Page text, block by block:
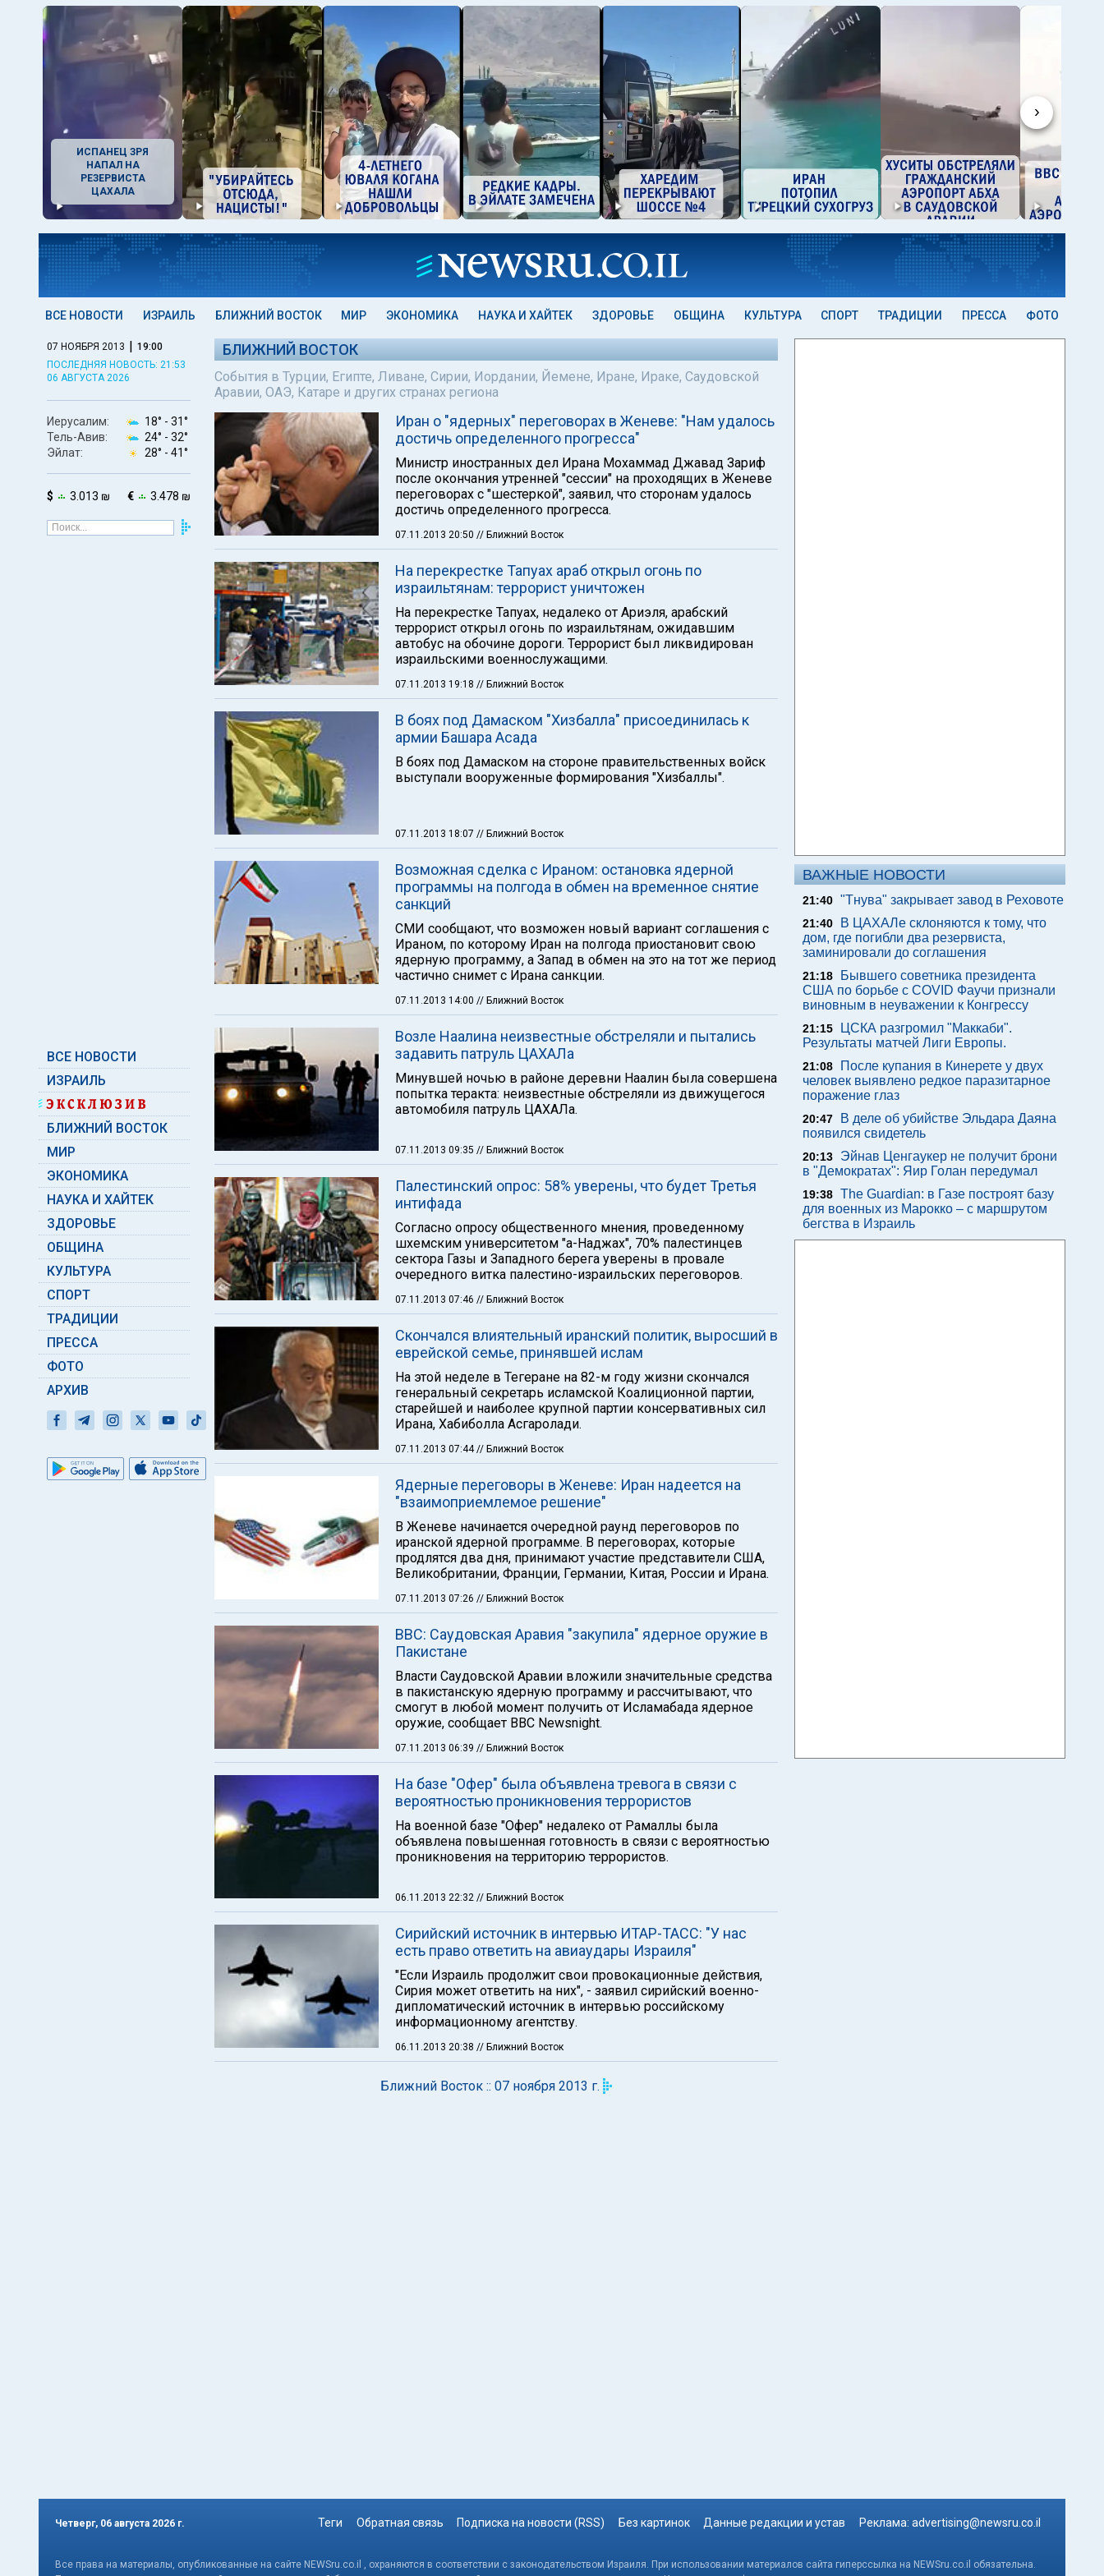
›
ИСПАНЕЦ ЗРЯ
НАПАЛ НА
РЕЗЕРВИСТА
ЦАХАЛА
ВСЕ НОВОСТИ ИЗРАИЛЬ БЛИЖНИЙ ВОСТОК МИР ЭКОНОМИКА НАУКА И ХАЙТЕК ЗДОРОВЬЕ ОБЩИНА КУЛЬТУРА СПОРТ ТРАДИЦИИ ПРЕССА ФОТО
07 НОЯБРЯ 2013 | 19:00
ПОСЛЕДНЯЯ НОВОСТЬ: 21:53
06 АВГУСТА 2026
Иерусалим: 18° - 31°
Тель-Авив:
24° - 32°
Эйлат:
28° - 41°
$ 3.013 ₪ € 3.478 ₪
ВСЕ НОВОСТИ
ИЗРАИЛЬ
БЛИЖНИЙ ВОСТОК
МИР
ЭКОНОМИКА
НАУКА И ХАЙТЕК
ЗДОРОВЬЕ
ОБЩИНА
КУЛЬТУРА
СПОРТ
ТРАДИЦИИ
ПРЕССА
ФОТО
АРХИВ
БЛИЖНИЙ ВОСТОК
События в Турции, Египте, Ливане, Сирии, Иордании, Йемене, Иране, Ираке, Саудовской
Аравии, ОАЭ, Катаре и других странах региона
Иран о "ядерных" переговорах в Женеве: "Нам удалось
достичь определенного прогресса"
Министр иностранных дел Ирана Мохаммад Джавад Зариф
после окончания утренней "сессии" на проходящих в Женеве
переговорах с "шестеркой", заявил, что сторонам удалось
достичь определенного прогресса.
07.11.2013 20:50 // Ближний Восток
На перекрестке Тапуах араб открыл огонь по
израильтянам: террорист уничтожен
На перекрестке Тапуах, недалеко от Ариэля, арабский
террорист открыл огонь по израильтянам, ожидавшим
автобус на обочине дороги. Террорист был ликвидирован
израильскими военнослужащими.
07.11.2013 19:18 // Ближний Восток
В боях под Дамаском "Хизбалла" присоединилась к
армии Башара Асада
В боях под Дамаском на стороне правительственных войск
выступали вооруженные формирования "Хизбаллы".
07.11.2013 18:07 // Ближний Восток
Возможная сделка с Ираном: остановка ядерной
программы на полгода в обмен на временное снятие
санкций
СМИ сообщают, что возможен новый вариант соглашения с
Ираном, по которому Иран на полгода приостановит свою
ядерную программу, а Запад в обмен на это на тот же период
частично снимет с Ирана санкции.
07.11.2013 14:00 // Ближний Восток
Возле Наалина неизвестные обстреляли и пытались
задавить патруль ЦАХАЛа
Минувшей ночью в районе деревни Наалин была совершена
попытка теракта: неизвестные обстреляли из движущегося
автомобиля патруль ЦАХАЛа.
07.11.2013 09:35 // Ближний Восток
Палестинский опрос: 58% уверены, что будет Третья
интифада
Согласно опросу общественного мнения, проведенному
шхемским университетом "а-Наджах", 70% палестинцев
сектора Газы и Западного берега уверены в провале
очередного витка палестино-израильских переговоров.
07.11.2013 07:46 // Ближний Восток
Скончался влиятельный иранский политик, выросший в
еврейской семье, принявшей ислам
На этой неделе в Тегеране на 82-м году жизни скончался
генеральный секретарь исламской Коалиционной партии,
старейшей и наиболее крупной партии консервативных сил
Ирана, Хабиболла Асгаролади.
07.11.2013 07:44// Ближний Восток
Ядерные переговоры в Женеве: Иран надеется на
"взаимоприемлемое решение"
В Женеве начинается очередной раунд переговоров по
иранской ядерной программе. В переговорах, которые
продлятся два дня, принимают участие представители США,
Великобритании, Франции, Германии, Китая, России и Ирана.
07.11.2013 07:26 // Ближний Восток
BBC: Саудовская Аравия "закупила" ядерное оружие в
Пакистане
Власти Саудовской Аравии вложили значительные средства
в пакистанскую ядерную программу и рассчитывают, что
смогут в любой момент получить от Исламабада ядерное
оружие, сообщает BBC Newsnight.
07.11.2013 06:39 // Ближний Восток
На базе "Офер" была объявлена тревога в связи с
вероятностью проникновения террористов
На военной базе "Офер" недалеко от Рамаллы была
объявлена повышенная готовность в связи с вероятностью
проникновения на территорию террористов.
06.11.2013 22:32 // Ближний Восток
Сирийский источник в интервью ИТАР-ТАСС: "У нас
есть право ответить на авиаудары Израиля"
"Если Израиль продолжит свои провокационные действия,
Сирия может ответить на них", - заявил сирийский военно-
дипломатический источник в интервью российскому
информационному агентству.
06.11.2013 20:38 // Ближний Восток
Ближний Восток :: 07 ноября 2013 г.
ВАЖНЫЕ НОВОСТИ
21:40 "Тнува" закрывает завод в Реховоте
21:40
В ЦАХАЛе склоняются к тому, что
дом, где погибли два резервиста,
заминировали до соглашения
21:18
Бывшего советника президента
США по борьбе с COVID Фаучи признали
виновным в неуважении к Конгрессу
21:15
ЦСКА разгромил "Маккаби".
Результаты матчей Лиги Европы.
21:08
После купания в Кинерете у двух
человек выявлено редкое паразитарное
поражение глаз
20:47
В деле об убийстве Эльдара Даяна
появился свидетель
20:13
Эйнав Ценгаукер не получит брони
в "Демократах": Яир Голан передумал
19:38 The Guardian: в Газе построят базу
для военных из Марокко – с маршрутом
бегства в Израиль
Четверг, 06 августа 2026 г. Теги Обратная связь Подписка на новости (RSS) Без картинок Данные редакции и устав Реклама: advertising@newsru.co.il
Все права на материалы, опубликованные на сайте NEWSru.co.il , охраняются в соответствии с законодательством Израиля. При использовании материалов сайта гиперссылка на NEWSru.co.il обязательна.